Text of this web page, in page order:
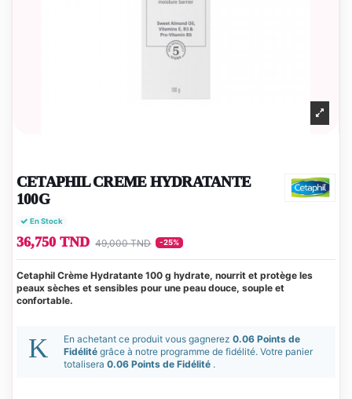
CETAPHIL CREME HYDRATANTE
100G
En Stock
36,750 TND 49,000 TND -25%
Cetaphil Crème Hydratante 100 g hydrate, nourrit et protège les
peaux sèches et sensibles pour une peau douce, souple et
confortable.
En achetant ce produit vous gagnerez 0.06 Points de
Fidélité grâce à notre programme de fidélité. Votre panier
totalisera 0.06 Points de Fidélité .